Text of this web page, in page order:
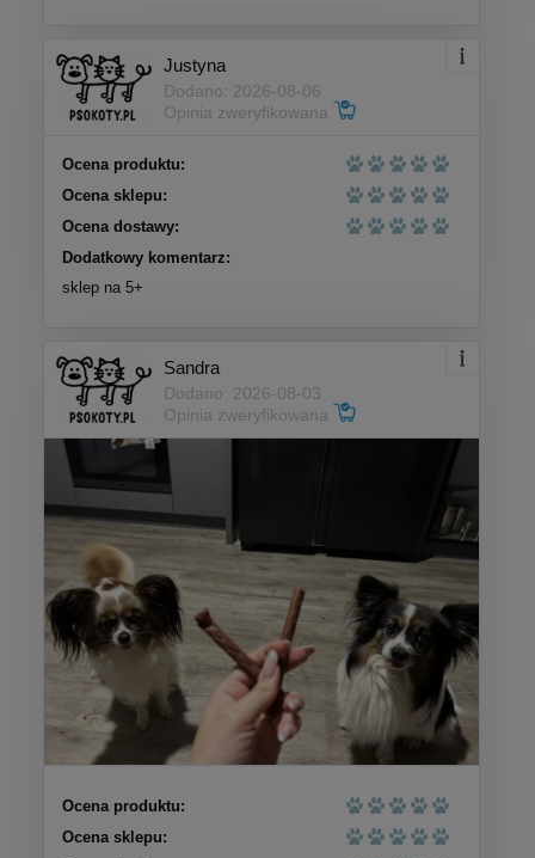
Justyna
Dodano: 2026-08-06
Opinia zweryfikowana
Ocena produktu:
Ocena sklepu:
Ocena dostawy:
Dodatkowy komentarz:
sklep na 5+
Sandra
Dodano: 2026-08-03
Opinia zweryfikowana
Ocena produktu:
Ocena sklepu: